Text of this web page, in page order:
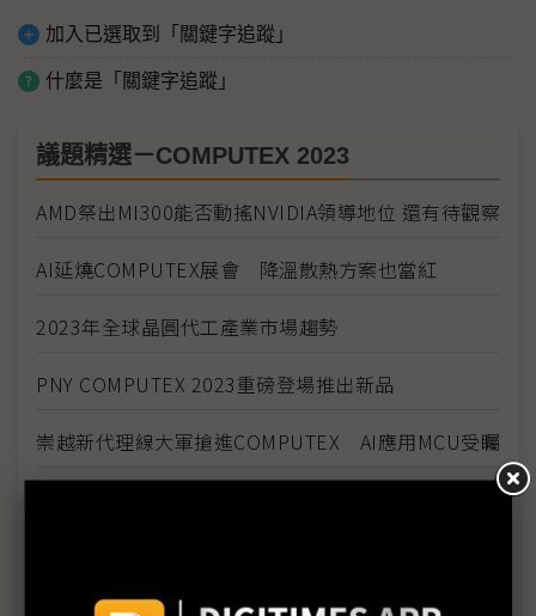
加入已選取到「關鍵字追蹤」
什麼是「關鍵字追蹤」
議題精選－COMPUTEX 2023
AMD祭出MI300能否動搖NVIDIA領導地位 還有待觀察
AI延燒COMPUTEX展會 降溫散熱方案也當紅
2023年全球晶圓代工產業市場趨勢
PNY COMPUTEX 2023重磅登場推出新品
崇越新代理線大軍搶進COMPUTEX AI應用MCU受矚